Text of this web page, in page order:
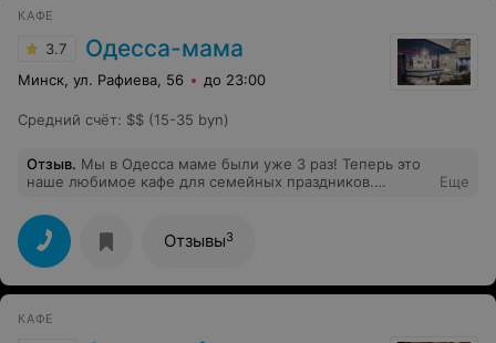
КАФЕ
3.7 Одесса-мама
Минск, ул. Рафиева, 56 до 23:00
Средний счёт: $$ (15-35 byn)
Отзыв. Мы в Одесса маме были уже 3 раз! Теперь это
наше любимое кафе для семейных праздников.
прошло замечательно. У нас было отдельное
помещение , администратору отдельное спасибо, что
разрешили. Это очень удобно для большой компаний,
огромный плюс наличие там телевизора, смогли
включить поздравительный фильм и слад шоу.Еда была
ожидания, подача красивой.Обслуживали официанты
Еще
Отзывы3
КАФЕ